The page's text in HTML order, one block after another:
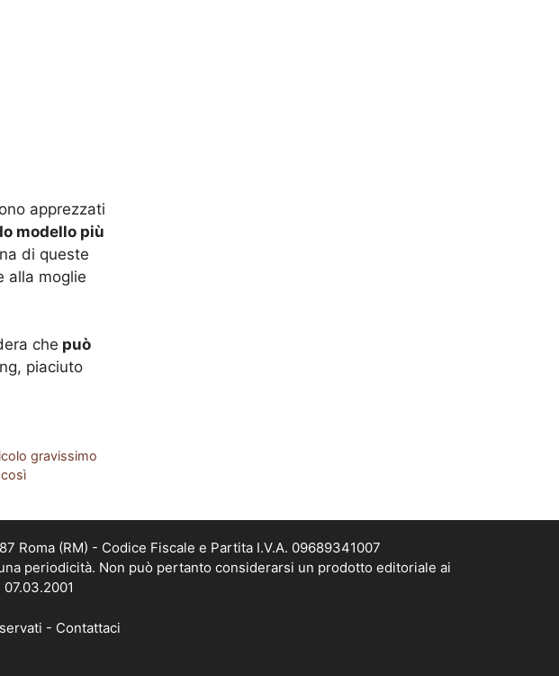
apprezzati
modello più
di queste
alla moglie
che può
piaciuto
gravissimo
Roma (RM) - Codice Fiscale e Partita I.V.A. 09689341007
periodicità. Non può pertanto considerarsi un prodotto editoriale ai
- Contattaci